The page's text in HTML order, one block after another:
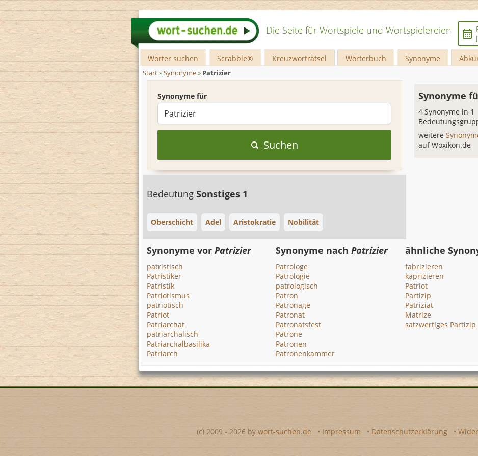
Die Seite für Wortspiele und Wortspielereien
Wörter suchen Scrabble® Kreuzworträtsel Wörterbuch Synonyme
Start»Synonyme» Patrizier
Synonyme für
Suchen
Bedeutung Sonstiges 1
Oberschicht Adel Aristokratie Nobilität
Synonyme
4 Synonyme in 1
weitere
auf Woxikon.de
Synonyme vor Patrizier
patristisch
Patristiker
Patristik
Patriotismus
patriotisch
Patriot
Patriarchat
patriarchalisch
Patriarchalbasilika
Patriarch
Synonyme nachPatrizier
Patrologe
Patrologie
patrologisch
Patron
Patronage
Patronat
Patronatsfest
Patrone
Patronen
Patronenkammer
ähnliche
fabrizieren
kaprizieren
Patriot
Partizip
Patriziat
Matrize
satzwertiges Partizip
(c) 2009 - 2026 by wort-suchen.de • Impressum • Datenschutzerklärung •